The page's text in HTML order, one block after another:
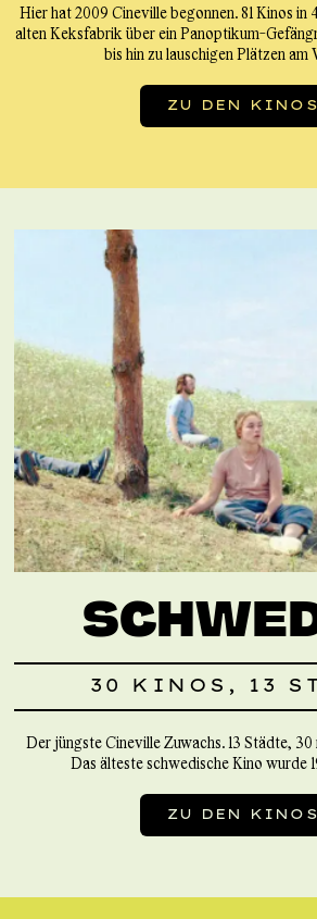
Hier hat 2009 Cineville begonnen. 81 Kinos in
alten Keksfabrik über ein Panoptikum-
bis hin zu lauschigen Plätzen am
ZU DEN KINOS
30 KINOS, 13
Der jüngste Cineville Zuwachs. 13 Städte,
Das älteste schwedische Kino wurde
ZU DEN KINOS